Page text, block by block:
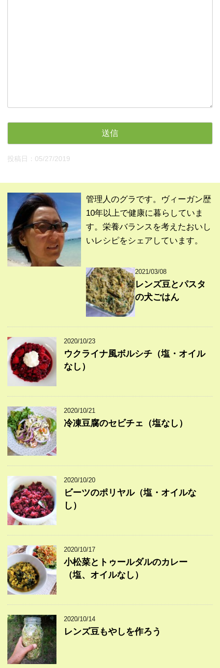
投稿日： 05/27/2019
管理人のグラです。ヴィーガン歴
10年以上で健康に暮らしていま
す。栄養バランスを考えたおいし
いレシピをシェアしています。
2021/03/08
レンズ豆とパスタ
の犬ごはん
2020/10/23
ウクライナ風ボルシチ（塩・オイル
なし）
2020/10/21
冷凍豆腐のセビチェ（塩なし）
2020/10/20
ビーツのポリヤル（塩・オイルな
し）
2020/10/17
小松菜とトゥールダルのカレー
（塩、オイルなし）
2020/10/14
レンズ豆もやしを作ろう